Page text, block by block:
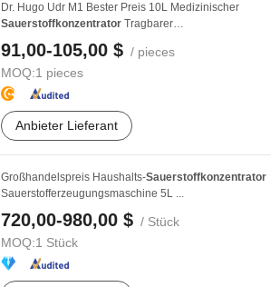
Dr. Hugo Udr M1 Bester Preis 10L Medizinischer
Sauerstoffkonzentrator Tragbarer
91,00-105,00 $ / pieces
MOQ:1 pieces
Anbieter Lieferant
Großhandelspreis Haushalts-Sauerstoffkonzentrator
Sauerstofferzeugungsmaschine 5L ...
720,00-980,00 $ / Stück
MOQ:1 Stück